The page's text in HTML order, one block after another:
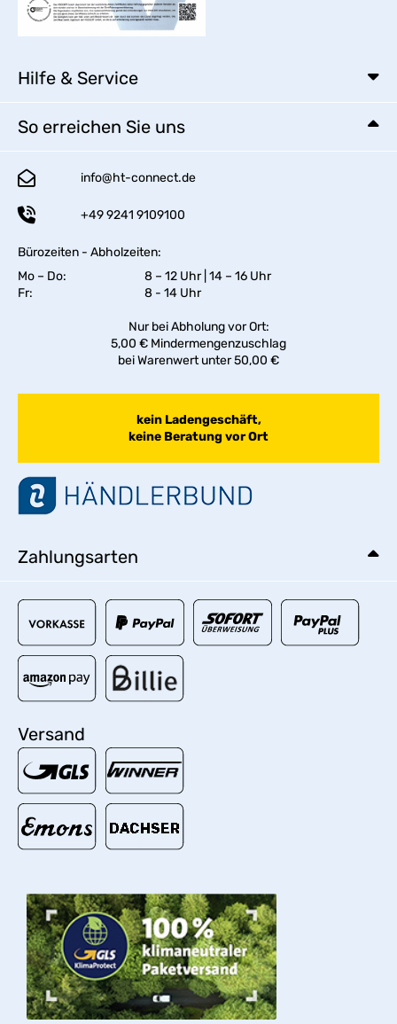
Hilfe & Service
So erreichen Sie uns
info@ht-connect.de
+49 9241 9109100
Bürozeiten - Abholzeiten:
Mo – Do:
8 – 12 Uhr | 14 – 16 Uhr
Fr:
8 - 14 Uhr
Nur bei Abholung vor Ort:
5,00 € Mindermengenzuschlag
bei Warenwert unter 50,00 €
kein Ladengeschäft,
keine Beratung vor Ort
Zahlungsarten
Versand